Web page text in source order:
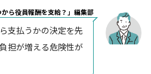
から役員報酬を支給？」編集部
支払うかの決定を先
担が増える危険性が